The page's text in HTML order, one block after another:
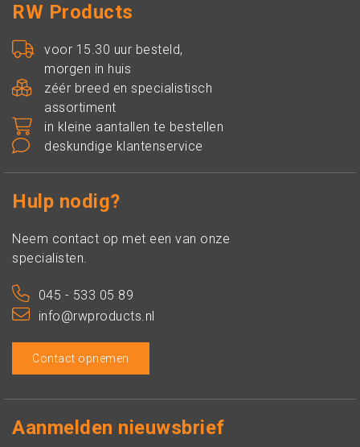
RW Products
voor 15.30 uur besteld,
morgen in huis
zéér breed en specialistisch
assortiment
in kleine aantallen te bestellen
deskundige klantenservice
Hulp nodig?
Neem contact op met een van onze
specialisten.
045 - 533 05 89
info@rwproducts.nl
Contact opnemen
Aanmelden nieuwsbrief